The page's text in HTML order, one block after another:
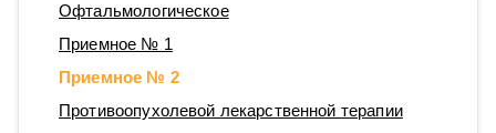
Офтальмологическое
Приемное № 1
Приемное № 2
Противоопухолевой лекарственной терапии